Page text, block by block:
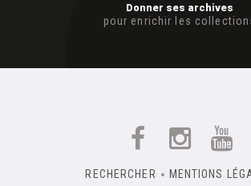
Donner ses archives
pour enrichir les
RECHERCHER
MENTIONS